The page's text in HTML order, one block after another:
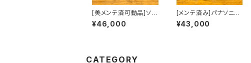
[美メンテ済可動品]ソニ
ーカセットウォークマン
sony WM-102
¥46,000
[メンテ済み]パナソニッ
ク ショックウェーブ
カセットプレーヤー 純
¥43,000
CATEGORY